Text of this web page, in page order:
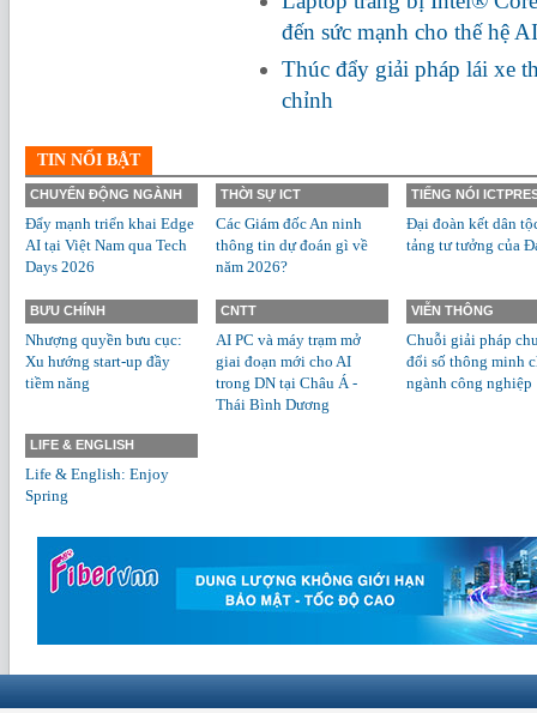
đến sức mạnh cho thế hệ
Thúc đẩy giải pháp lái xe
chỉnh
TIN NỔI BẬT
CHUYỂN ĐỘNG NGÀNH
Đẩy mạnh triển khai Edge
AI tại Việt Nam qua Tech
Days 2026
THỜI SỰ ICT
Các Giám đốc An ninh
thông tin dự đoán gì về
năm 2026?
TIẾNG NÓI
Đại đoàn kết dân
tảng tư tưởng của
BƯU CHÍNH
Nhượng quyền bưu cục:
Xu hướng start-up đầy
tiềm năng
CNTT
AI PC và máy trạm mở
giai đoạn mới cho AI
trong DN tại Châu Á -
Thái Bình Dương
VIỄN THÔNG
Chuỗi giải pháp
đổi số thông minh
ngành công nghiệp
LIFE & ENGLISH
Life & English: Enjoy
Spring